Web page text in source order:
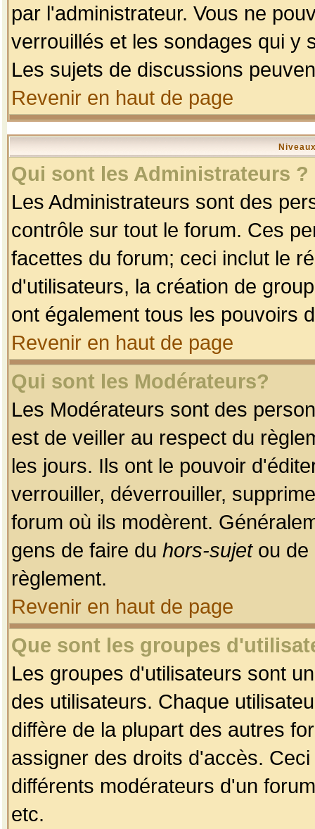
par l'administrateur. Vous ne
verrouillés et les sondages qui y
Les sujets de discussions
Revenir en haut de page
Qui sont les Administrateurs ?
Les Administrateurs sont des
contrôle sur tout le forum. Ces
facettes du forum; ceci inclut le
d'utilisateurs, la création de
ont également tous les pouvoirs
Revenir en haut de page
Qui sont les Modérateurs?
Les Modérateurs sont des
est de veiller au respect du
les jours. Ils ont le pouvoir
verrouiller, déverrouiller,
forum où ils modèrent.
gens de faire du hors-sujetou de
règlement.
Revenir en haut de page
Que sont les groupes
Les groupes d'utilisateurs sont
des utilisateurs. Chaque
diffère de la plupart des autres
assigner des droits d'accès.
différents modérateurs d'un
etc.